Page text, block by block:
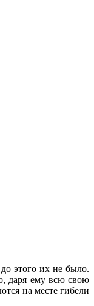
этого их не было.
даря ему всю свою
на месте гибели